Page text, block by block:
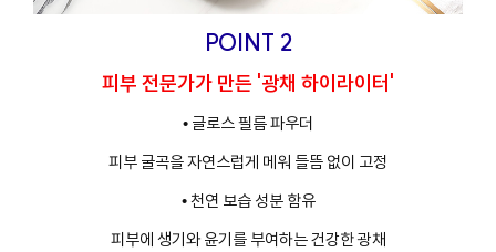
POINT 2
피부 전문가가 만든 '광채 하이라이터'
• 글로스 필름 파우더
피부 굴곡을 자연스럽게 메워 들뜸 없이 고정
• 천연 보습 성분 함유
피부에 생기와 윤기를 부여하는 건강한 광채